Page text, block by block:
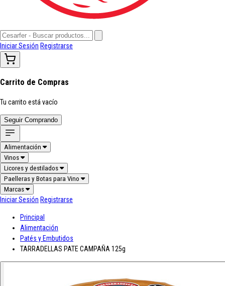
Iniciar Sesión Registrarse
Carrito de Compras
Tu carrito está vacío
Seguir Comprando
Alimentación
Vinos
Licores y destilados
Paelleras y Botas para Vino
Marcas
Asturiana Baron D'Arignac
vino JB
CH Rousseau CalvetCampoamor
ColacaoColavita Condes de AlbareiCristalDiat Radisson Dubonnet
Iniciar Sesión Registrarse
Principal
Alimentación
Patés y Embutidos
TARRADELLAS PATE CAMPAÑA 125g